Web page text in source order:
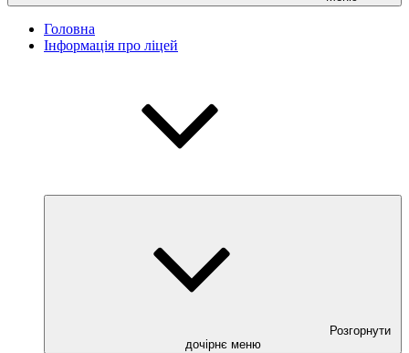
Головна
Інформація про ліцей
Розгорнути
дочірнє меню